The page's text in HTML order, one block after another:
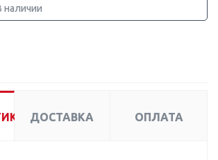
наличии
ДОСТАВКА ОПЛАТА